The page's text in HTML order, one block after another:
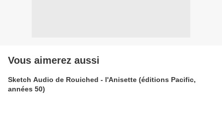
Vous aimerez aussi
Sketch Audio de Rouiched - l'Anisette (éditions Pacific,
années 50)